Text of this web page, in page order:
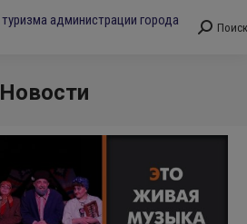
Поиск:
Поиск
Новости